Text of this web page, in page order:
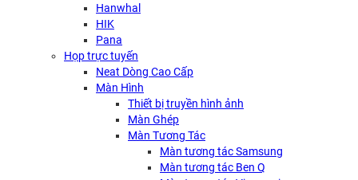
Hanwhal
HIK
Pana
Họp trực tuyến
Neat Dòng Cao Cấp
Màn Hình
Thiết bị truyền hình ảnh
Màn Ghép
Màn Tương Tác
Màn tương tác Samsung
Màn tương tác Ben Q